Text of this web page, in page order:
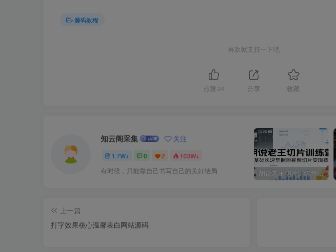
源码教程
喜欢就支持一下吧
点赞 24 分享 收藏
知云阁采集 关注
1.7W+ 0 2 103W+
有时候，只能靠自己书写自己的美好结局 胡说老王切片训练营，零基础快速掌握短视频切片变现技巧
上一篇
打字效果桃心温馨表白网站源码